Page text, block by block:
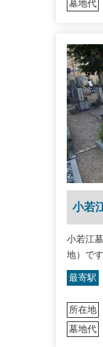
墓地代
小若
小若江
地）です
最寄駅
所在地
墓地代